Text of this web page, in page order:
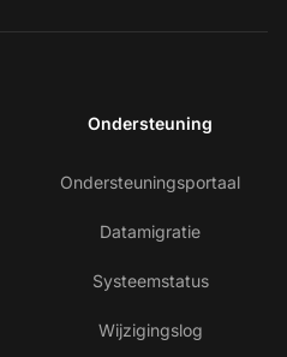
Ondersteuning
Ondersteuningsportaal
Datamigratie
Systeemstatus
Wijzigingslog